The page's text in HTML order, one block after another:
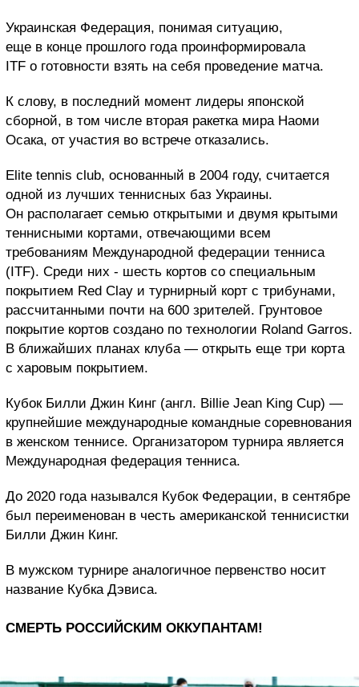
Украинская Федерация, понимая ситуацию,
еще в конце прошлого года проинформировала
ITF о готовности взять на себя проведение матча.
К слову, в последний момент лидеры японской
сборной, в том числе вторая ракетка мира Наоми
Осака, от участия во встрече отказались.
Elite tennis club, основанный в 2004 году, считается
одной из лучших теннисных баз Украины.
Он располагает семью открытыми и двумя крытыми
теннисными кортами, отвечающими всем
требованиям Международной федерации тенниса
(ITF). Среди них - шесть кортов со специальным
покрытием Red Clay и турнирный корт с трибунами,
рассчитанными почти на 600 зрителей. Грунтовое
покрытие кортов создано по технологии Roland Garros.
В ближайших планах клуба — открыть еще три корта
с харовым покрытием.
Кубок Билли Джин Кинг (англ. Billie Jean King Cup) —
крупнейшие международные командные соревнования
в женском теннисе. Организатором турнира является
Международная федерация тенниса.
До 2020 года назывался Кубок Федерации, в сентябре
был переименован в честь американской теннисистки
Билли Джин Кинг.
В мужском турнире аналогичное первенство носит
название Кубка Дэвиса.
СМЕРТЬ РОССИЙСКИМ ОККУПАНТАМ!